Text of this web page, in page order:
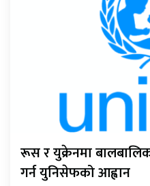
रूस र युक्रेनमा
गर्न युनिसेफको आह्वान